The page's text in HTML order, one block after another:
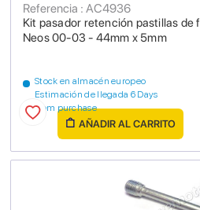
Kit pasador retención pastillas de
Neos 00-03 - 44mm x 5mm
Referencia : AC4936
Stock en almacén europeo
Estimación de llegada 6 Days
from purchase
AÑADIR AL CARRITO